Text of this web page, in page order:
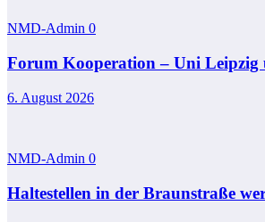
NMD-Admin 0
Forum Kooperation – Uni Leipzig
6. August 2026
NMD-Admin 0
Haltestellen in der Braunstraße